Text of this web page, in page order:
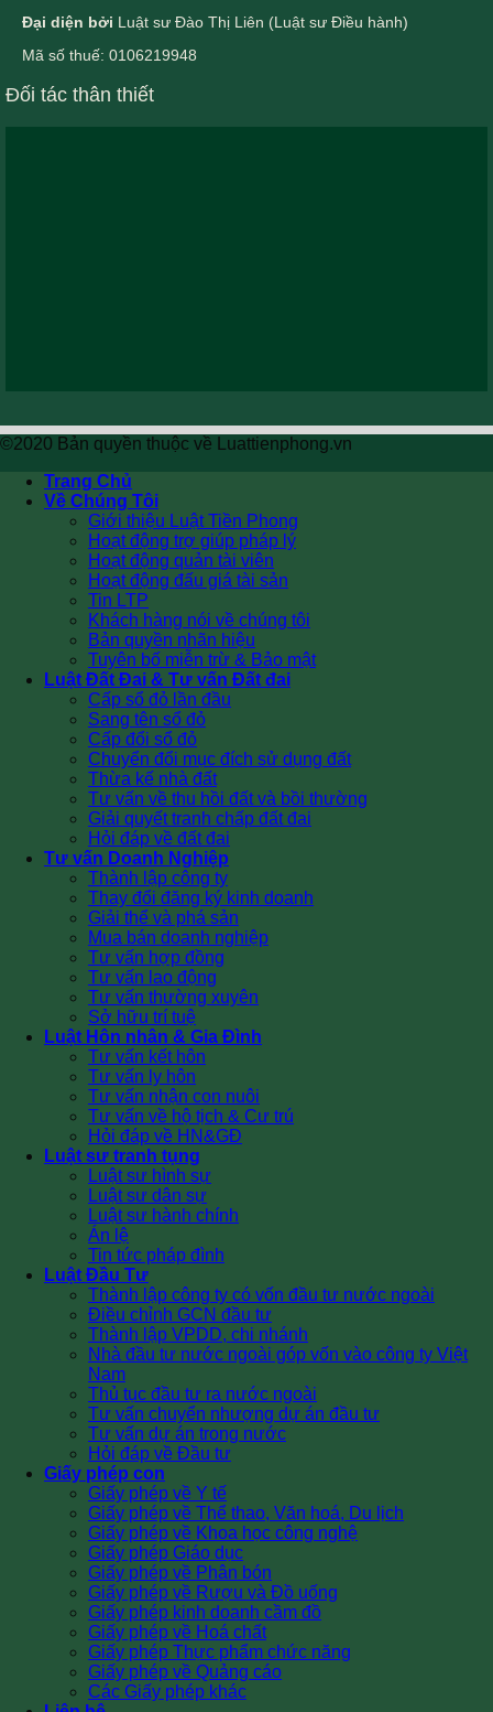
Đại diện bởi Luật sư Đào Thị Liên (Luật sư Điều hành)
Mã số thuế: 0106219948
Đối tác thân thiết
©2020 Bản quyền thuộc về Luattienphong.vn
Trang Chủ
Về Chúng Tôi
Giới thiệu Luật Tiền Phong
Hoạt động trợ giúp pháp lý
Hoạt động quản tài viên
Hoạt động đấu giá tài sản
Tin LTP
Khách hàng nói về chúng tôi
Bản quyền nhãn hiệu
Tuyên bố miễn trừ & Bảo mật
Luật Đất Đai & Tư vấn Đất đai
Cấp sổ đỏ lần đầu
Sang tên sổ đỏ
Cấp đổi sổ đỏ
Chuyển đổi mục đích sử dụng đất
Thừa kế nhà đất
Tư vấn về thu hồi đất và bồi thường
Giải quyết tranh chấp đất đai
Hỏi đáp về đất đai
Tư vấn Doanh Nghiệp
Thành lập công ty
Thay đổi đăng ký kinh doanh
Giải thể và phá sản
Mua bán doanh nghiệp
Tư vấn hợp đồng
Tư vấn lao động
Tư vấn thường xuyên
Sở hữu trí tuệ
Luật Hôn nhân & Gia Đình
Tư vấn kết hôn
Tư vấn ly hôn
Tư vấn nhận con nuôi
Tư vấn về hộ tịch & Cư trú
Hỏi đáp về HN&GĐ
Luật sư tranh tụng
Luật sư hình sự
Luật sư dân sự
Luật sư hành chính
Án lệ
Tin tức pháp đình
Luật Đầu Tư
Thành lập công ty có vốn đầu tư nước ngoài
Điều chỉnh GCN đầu tư
Thành lập VPDD, chi nhánh
Nhà đầu tư nước ngoài góp vốn vào công ty Việt
Nam
Thủ tục đầu tư ra nước ngoài
Tư vấn chuyển nhượng dự án đầu tư
Tư vấn dự án trong nước
Hỏi đáp về Đầu tư
Giấy phép con
Giấy phép về Y tế
Giấy phép về Thể thao, Văn hoá, Du lịch
Giấy phép về Khoa học công nghệ
Giấy phép Giáo dục
Giấy phép về Phân bón
Giấy phép về Rượu và Đồ uống
Giấy phép kinh doanh cầm đồ
Giấy phép về Hoá chất
Giấy phép Thực phẩm chức năng
Giấy phép về Quảng cáo
Các Giấy phép khác